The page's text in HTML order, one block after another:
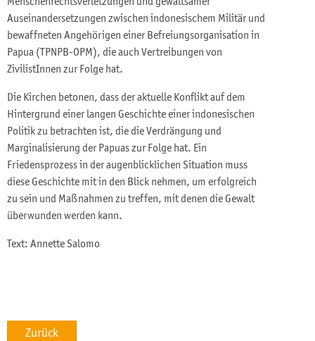
Menschenrechtsverletzungen und gewaltsamer
Auseinandersetzungen zwischen indonesischem Militär und
bewaffneten Angehörigen einer Befreiungsorganisation in
Papua (TPNPB-OPM), die auch Vertreibungen von
ZivilistInnen zur Folge hat.
Die Kirchen betonen, dass der aktuelle Konflikt auf dem
Hintergrund einer langen Geschichte einer indonesischen
Politik zu betrachten ist, die die Verdrängung und
Marginalisierung der Papuas zur Folge hat. Ein
Friedensprozess in der augenblicklichen Situation muss
diese Geschichte mit in den Blick nehmen, um erfolgreich
zu sein und Maßnahmen zu treffen, mit denen die Gewalt
überwunden werden kann.
Text: Annette Salomo
Zurück